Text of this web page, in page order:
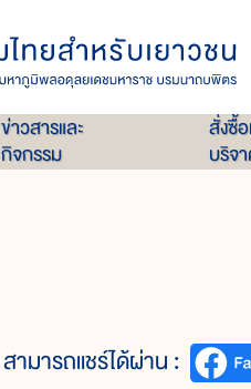
ข่าวสารและ
กิจกรรม
สั่งซื้
บริจ
สามารถแชร์ได้ผ่าน :